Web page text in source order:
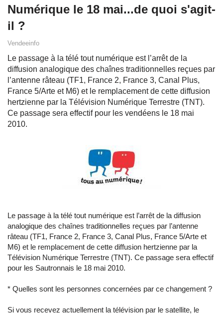
Numérique le 18 mai...de quoi s'agit-
il ?
Vendeeinfo
Le passage à la télé tout numérique est l’arrêt de la
diffusion analogique des chaînes traditionnelles reçues par
l’antenne râteau (TF1, France 2, France 3, Canal Plus,
France 5/Arte et M6) et le remplacement de cette diffusion
hertzienne par la Télévision Numérique Terrestre (TNT).
Ce passage sera effectif pour les vendéens le 18 mai
2010.
Le passage à la télé tout numérique est l’arrêt de la diffusion
analogique des chaînes traditionnelles reçues par l’antenne
râteau (TF1, France 2, France 3, Canal Plus, France 5/Arte et
M6) et le remplacement de cette diffusion hertzienne par la
Télévision Numérique Terrestre (TNT). Ce passage sera effectif
pour les Sautronnais le 18 mai 2010.
* Quelles sont les personnes concernées par ce changement ?
Si vous recevez actuellement la télévision par le satellite, le